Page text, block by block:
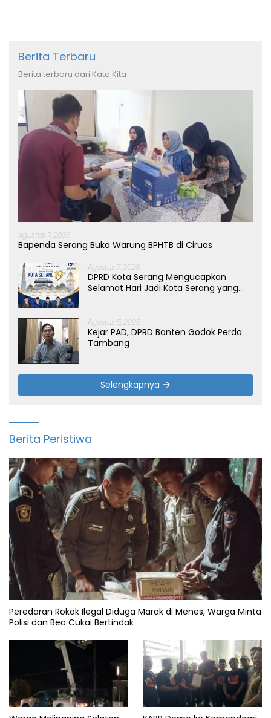
Berita Terbaru
Berita terbaru dari Kata Kita
Agustus 7, 2026
Bapenda Serang Buka Warung BPHTB di Ciruas
Agustus 7, 2026
DPRD Kota Serang Mengucapkan
Selamat Hari Jadi Kota Serang yang
Agustus 5, 2026
Kejar PAD, DPRD Banten Godok Perda
Tambang
Selengkapnya
Berita Peristiwa
Peredaran Rokok Ilegal Diduga Marak di Menes, Warga Minta
Polisi dan Bea Cukai Bertindak